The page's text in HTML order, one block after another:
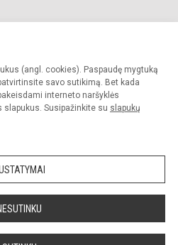
(angl. cookies). Paspaudę mygtuką
savo sutikimą. Bet kada
interneto naršyklės
Susipažinkite su slapukų
gimnazija. Visos teisės saugomos.
sutikimo griežtai draudžiama.
Slapukų valdymas